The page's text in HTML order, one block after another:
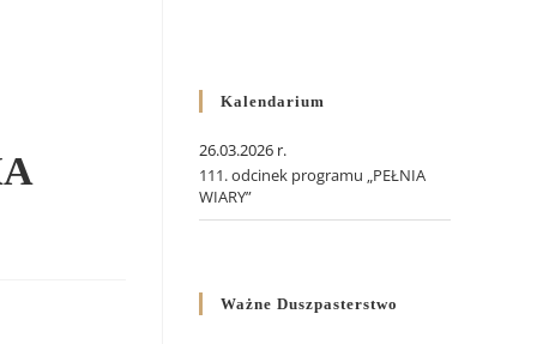
Kalendarium
26.03.2026 r.
111. odcinek programu „PEŁNIA
WIARY”
Ważne Duszpasterstwo